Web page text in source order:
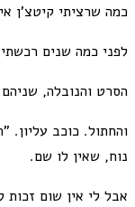
כמה שרציתי קיטצ'ן
לפני כמה שנים
הסרט והנובלה,
והחתול. כוכב
נוח, שאין לו שם.
אבל לי אין שום